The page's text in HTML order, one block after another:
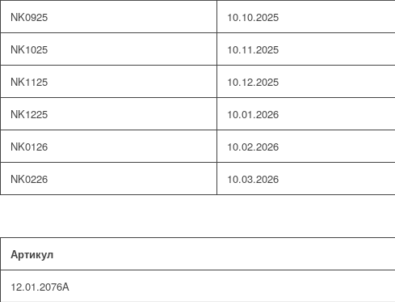
NK0925 10.10.2025
NK1025 10.11.2025
NK1125 10.12.2025
NK1225 10.01.2026
NK0126 10.02.2026
NK0226 10.03.2026
Артикул
12.01.2076A